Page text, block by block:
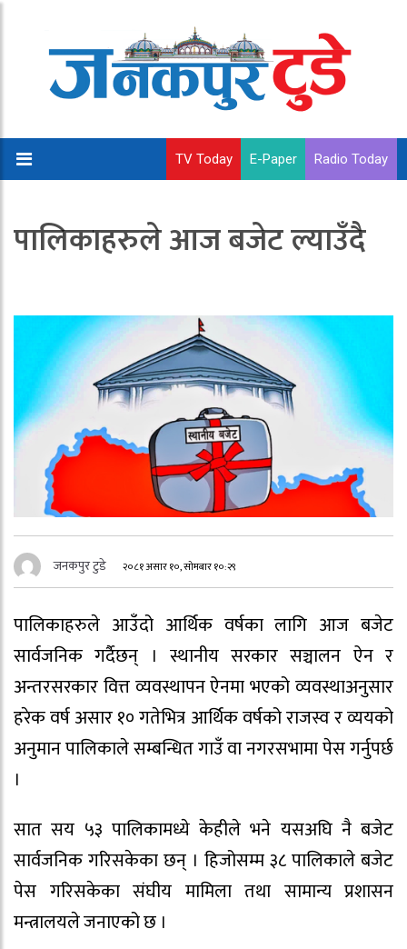
TV Today E-Paper Radio Today
पालिकाहरुले आज बजेट ल्याउँदै
जनकपुर टुडे २०८१ असार १०, सोमबार १०:२९
पालिकाहरुले आउँदो आर्थिक वर्षका लागि आज बजेट
सार्वजनिक गर्दैछन् । स्थानीय सरकार सञ्चालन ऐन र
अन्तरसरकार वित्त व्यवस्थापन ऐनमा भएको व्यवस्थाअनुसार
हरेक वर्ष असार १० गतेभित्र आर्थिक वर्षको राजस्व र व्ययको
अनुमान पालिकाले सम्बन्धित गाउँ वा नगरसभामा पेस गर्नुपर्छ
।
सात सय ५३ पालिकामध्ये केहीले भने यसअघि नै बजेट
सार्वजनिक गरिसकेका छन् । हिजोसम्म ३८ पालिकाले बजेट
पेस गरिसकेका संघीय मामिला तथा सामान्य प्रशासन
मन्त्रालयले जनाएको छ ।